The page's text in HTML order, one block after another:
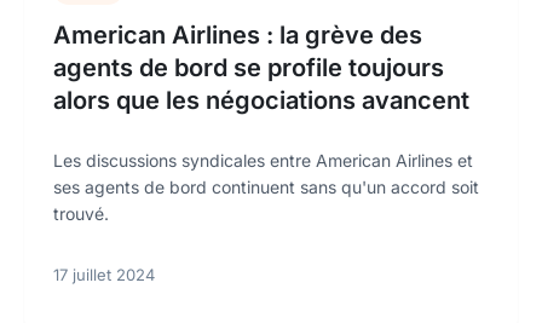
American Airlines : la grève des
agents de bord se profile toujours
alors que les négociations avancent
Les discussions syndicales entre American Airlines et
ses agents de bord continuent sans qu'un accord soit
trouvé.
17 juillet 2024